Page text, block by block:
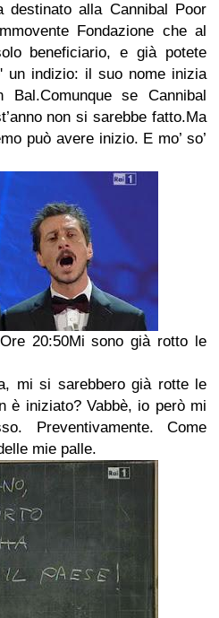
destinato alla Cannibal Poor
Fondazione che al
beneficiario, e già potete
un indizio: il suo nome inizia
se Cannibal
non si sarebbe fatto.Ma
può avere inizio. E mo’ so’
Ore 20:50Mi sono già rotto le
mi si sarebbero già rotte le
è iniziato? Vabbè, io però mi
Preventivamente. Come
mie palle.